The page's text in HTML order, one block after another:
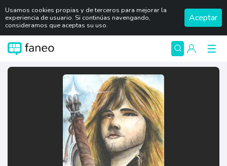
Usamos cookies propias y de terceros para mejorar la
experiencia de usuario. Si continúas navengando,
consideramos que aceptas su uso.
Aceptar